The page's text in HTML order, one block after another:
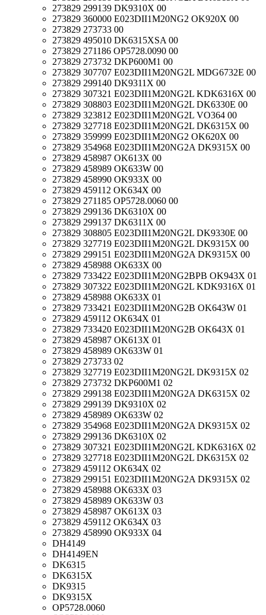
273829 299139 DK9310X 00
273829 360000 E023DII1M20NG2 OK920X 00
273829 273733 00
273829 495010 DK6315XSA 00
273829 271186 OP5728.0090 00
273829 273732 DKP600M1 00
273829 307707 E023DII1M20NG2L MDG6732E 00
273829 299140 DK9311X 00
273829 307321 E023DII1M20NG2L KDK6316X 00
273829 308803 E023DII1M20NG2L DK6330E 00
273829 323812 E023DII1M20NG2L VO364 00
273829 327718 E023DII1M20NG2L DK6315X 00
273829 359999 E023DII1M20NG2 OK620X 00
273829 354968 E023DII1M20NG2A DK9315X 00
273829 458987 OK613X 00
273829 458989 OK633W 00
273829 458990 OK933X 00
273829 459112 OK634X 00
273829 271185 OP5728.0060 00
273829 299136 DK6310X 00
273829 299137 DK6311X 00
273829 308805 E023DII1M20NG2L DK9330E 00
273829 327719 E023DII1M20NG2L DK9315X 00
273829 299151 E023DII1M20NG2A DK9315X 00
273829 458988 OK633X 00
273829 733422 E023DII1M20NG2BPB OK943X 01
273829 307322 E023DII1M20NG2L KDK9316X 01
273829 458988 OK633X 01
273829 733421 E023DII1M20NG2B OK643W 01
273829 459112 OK634X 01
273829 733420 E023DII1M20NG2B OK643X 01
273829 458987 OK613X 01
273829 458989 OK633W 01
273829 273733 02
273829 327719 E023DII1M20NG2L DK9315X 02
273829 273732 DKP600M1 02
273829 299138 E023DII1M20NG2A DK6315X 02
273829 299139 DK9310X 02
273829 458989 OK633W 02
273829 354968 E023DII1M20NG2A DK9315X 02
273829 299136 DK6310X 02
273829 307321 E023DII1M20NG2L KDK6316X 02
273829 327718 E023DII1M20NG2L DK6315X 02
273829 459112 OK634X 02
273829 299151 E023DII1M20NG2A DK9315X 02
273829 458988 OK633X 03
273829 458989 OK633W 03
273829 458987 OK613X 03
273829 459112 OK634X 03
273829 458990 OK933X 04
DH4149
DH4149EN
DK6315
DK6315X
DK9315
DK9315X
OP5728.0060